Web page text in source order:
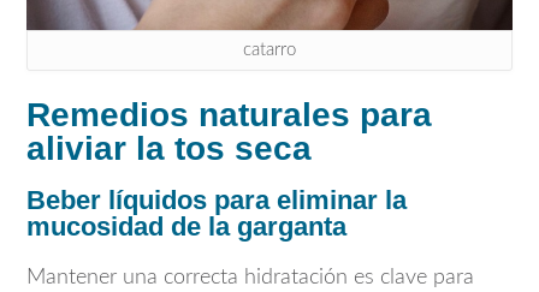
catarro
Remedios naturales para
aliviar la tos seca
Beber líquidos para eliminar la
mucosidad de la garganta
Mantener una correcta hidratación es clave para